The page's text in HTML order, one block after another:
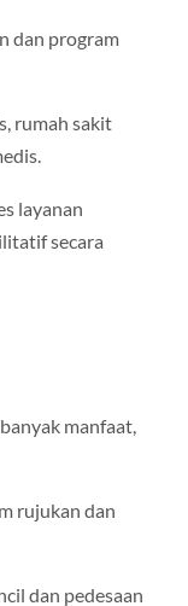
dan program
rumah sakit
layanan
secara
manfaat,
rujukan dan
dan pedesaan